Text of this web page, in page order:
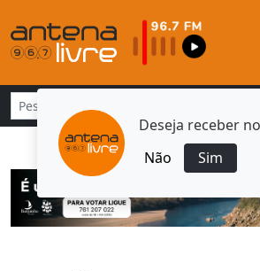
Deseja receber
Não
Sim